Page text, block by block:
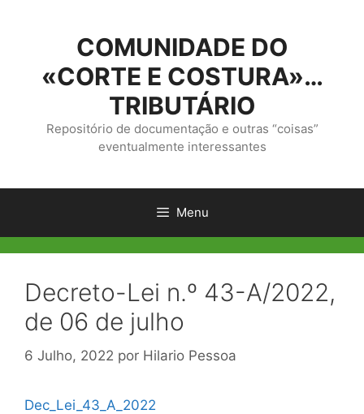
conteúdo
COMUNIDADE DO
«CORTE E COSTURA»…
TRIBUTÁRIO
Repositório de documentação e outras “coisas”
eventualmente interessantes
Menu
Decreto-Lei n.º 43-A/2022,
de 06 de julho
6 Julho, 2022 por Hilario Pessoa
Dec_Lei_43_A_2022